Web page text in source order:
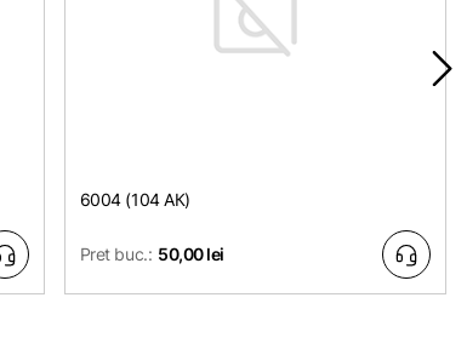
6004 (104 АК)
Pret buc.: 50,00 lei